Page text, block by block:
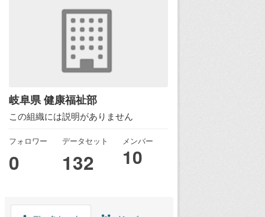
岐阜県 健康福祉部
この組織には説明がありません
フォロワー
0
データセット
132
メンバー
10